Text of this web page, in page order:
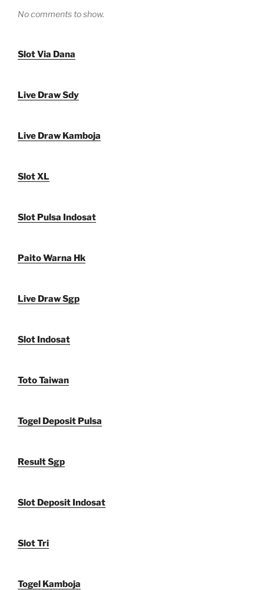
No comments to show.
Slot Via Dana
Live Draw Sdy
Live Draw Kamboja
Slot XL
Slot Pulsa Indosat
Paito Warna Hk
Live Draw Sgp
Slot Indosat
Toto Taiwan
Togel Deposit Pulsa
Result Sgp
Slot Deposit Indosat
Slot Tri
Togel Kamboja